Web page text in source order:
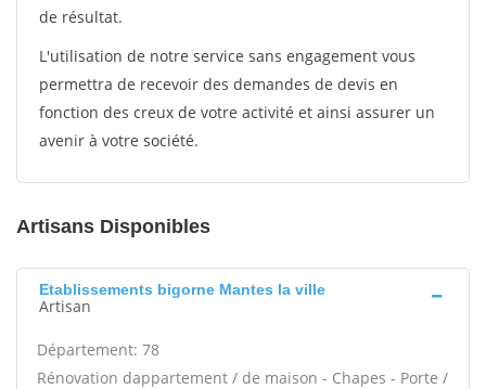
de résultat.
L'utilisation de notre service sans engagement vous
permettra de recevoir des demandes de devis en
fonction des creux de votre activité et ainsi assurer un
avenir à votre société.
Artisans Disponibles
Etablissements bigorne Mantes la ville
Artisan
Département: 78
Rénovation dappartement / de maison - Chapes - Porte /